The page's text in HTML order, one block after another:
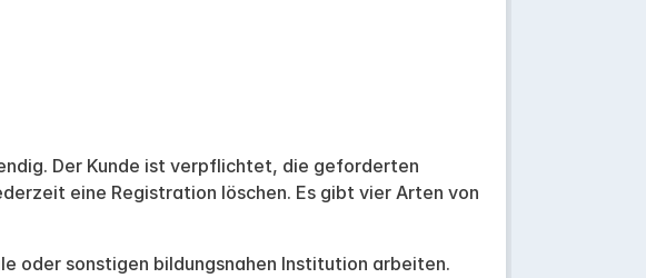
Der Kunde ist verpflichtet, die geforderten
eine Registration löschen. Es gibt vier Arten von
oder sonstigen bildungsnahen Institution arbeiten.